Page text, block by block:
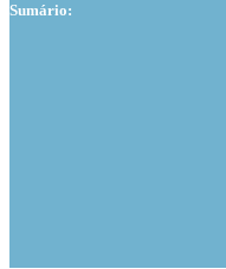
Sumário: